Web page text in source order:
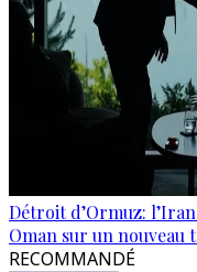
Détroit d’Ormuz:
Oman sur un nouveau
RECOMMANDÉ